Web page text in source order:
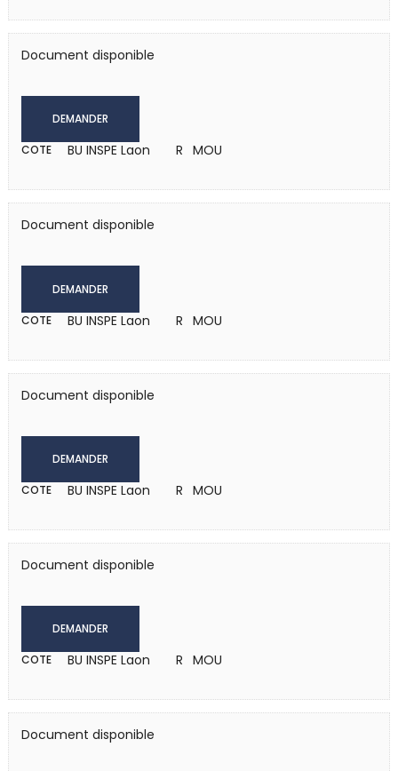
Document disponible
DEMANDER
COTE BU INSPE Laon R MOU
Document disponible
DEMANDER
COTE BU INSPE Laon R MOU
Document disponible
DEMANDER
COTE BU INSPE Laon R MOU
Document disponible
DEMANDER
COTE BU INSPE Laon R MOU
Document disponible